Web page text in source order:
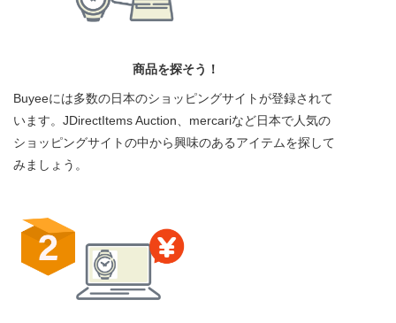
商品を探そう！
Buyeeには多数の日本のショッピングサイトが登録されて
います。JDirectItems Auction、mercariなど日本で人気の
ショッピングサイトの中から興味のあるアイテムを探して
みましょう。